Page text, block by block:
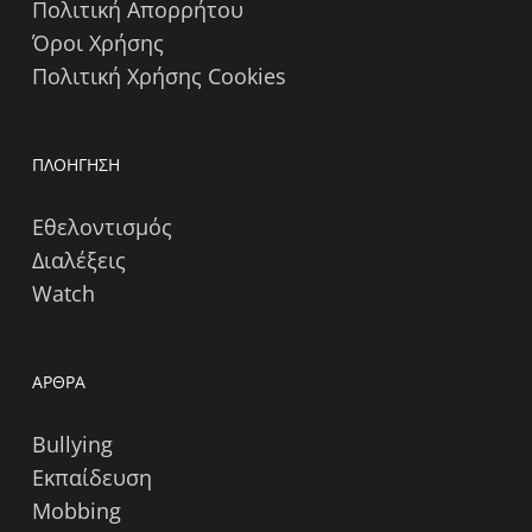
Πολιτική Απορρήτου
Όροι Χρήσης
Πολιτική Χρήσης Cookies
ΠΛΟΗΓΗΣΗ
Εθελοντισμός
Διαλέξεις
Watch
ΑΡΘΡΑ
Bullying
Εκπαίδευση
Mobbing